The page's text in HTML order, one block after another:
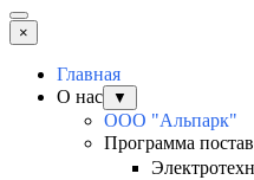
×
Главная
О нас
▼
ООО "Альпарк"
Программа